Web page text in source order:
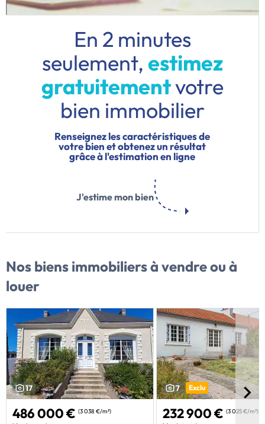
En 2 minutes
seulement, estimez
gratuitementvotre
bien immobilier
Renseignez les caractéristiques de
votre bien et obtenez un résultat
grâce à l'estimation en ligne
J'estime mon bien
Nos biens immobiliersà vendre ou à
louer
17
486 000 € (3 038 €/m²)
7 Exclu
232 900 € (3 025 €/m²)